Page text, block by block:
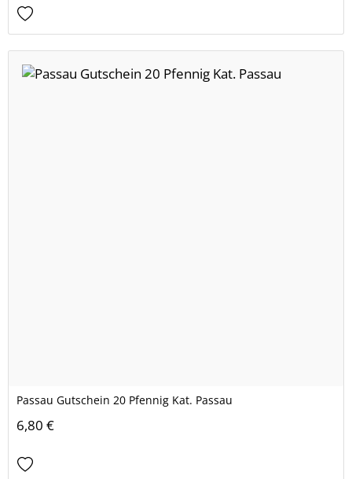
Passau Gutschein 20 Pfennig Kat. Passau
6,80 €